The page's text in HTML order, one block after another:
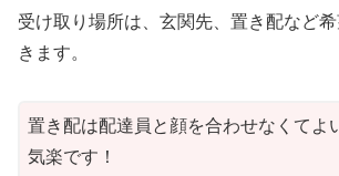
受け取り場所は、玄関先、置き配など
きます。
置き配は配達員と顔を合わせなくてよ
気楽です！